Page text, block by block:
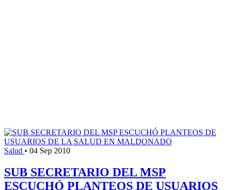
Salud • 04 Sep 2010
SUB SECRETARIO DEL MSP
ESCUCHÓ PLANTEOS DE USUARIOS